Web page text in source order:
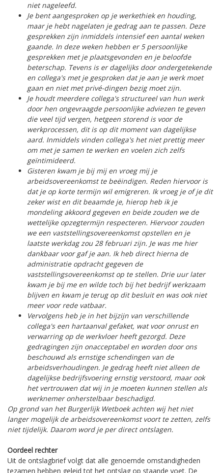
niet nageleefd.
Je bent aangesproken op je werkethiek en houding,
maar je hebt nagelaten je gedrag aan te passen. Deze
gesprekken zijn inmiddels intensief een aantal weken
gaande. In deze weken hebben er 5 persoonlijke
gesprekken met je plaatsgevonden en je beloofde
beterschap. Tevens is er dagelijks door ondergetekende
en collega's met je gesproken dat je aan je werk moet
gaan en niet met privé-dingen bezig moet zijn.
Je houdt meerdere collega's structureel van hun werk
door hen ongevraagde persoonlijke adviezen te geven
die veel tijd vergen, hetgeen storend is voor de
werkprocessen, dit is op dit moment van dagelijkse
aard. Inmiddels vinden collega's het niet prettig meer
om met je samen te werken en voelen zich zelfs
geïntimideerd.
Gisteren kwam je bij mij en vroeg mij je
arbeidsovereenkomst te beëindigen. Reden hiervoor is
dat je op korte termijn wil emigreren. Ik vroeg je of je dit
zeker wist en dit beaamde je, hierop heb ik je
mondeling akkoord gegeven en beide zouden we de
wettelijke opzegtermijn respecteren. Hiervoor zouden
we een vaststellingsovereenkomst opstellen en je
laatste werkdag zou 28 februari zijn. Je was me hier
dankbaar voor gaf je aan. Ik heb direct hierna de
administratie opdracht gegeven de
vaststellingsovereenkomst op te stellen. Drie uur later
kwam je bij me en wilde toch bij het bedrijf werkzaam
blijven en kwam je terug op dit besluit en was ook niet
meer voor rede vatbaar.
Vervolgens heb je in het bijzijn van verschillende
collega's een hartaanval gefaket, wat voor onrust en
verwarring op de werkvloer heeft gezorgd. Deze
gedragingen zijn onacceptabel en worden door ons
beschouwd als ernstige schendingen van de
arbeidsverhoudingen. Je gedrag heeft niet alleen de
dagelijkse bedrijfsvoering ernstig verstoord, maar ook
het vertrouwen dat wij in je moeten kunnen stellen als
werknemer onherstelbaar beschadigd.
Op grond van het Burgerlijk Wetboek achten wij het niet
langer mogelijk de arbeidsovereenkomst voort te zetten, zelfs
niet tijdelijk. Daarom word je per direct ontslagen.
Oordeel rechter
Uit de ontslagbrief volgt dat alle genoemde omstandigheden
tezamen hebben geleid tot het ontslag op staande voet. De